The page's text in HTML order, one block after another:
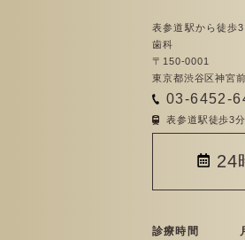
表参道駅から徒歩
歯科
〒150-0001
東京都渋谷区神宮
03-6452-
表参道駅徒歩3
24
診療時間